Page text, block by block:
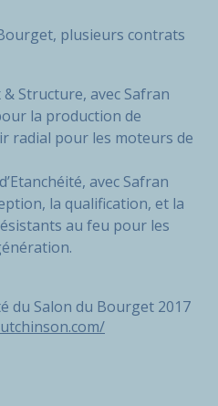
plusieurs contrats
Structure, avec Safran
la production de
radial pour les moteurs de
avec Safran
la qualification, et la
au feu pour les
du Salon du Bourget 2017